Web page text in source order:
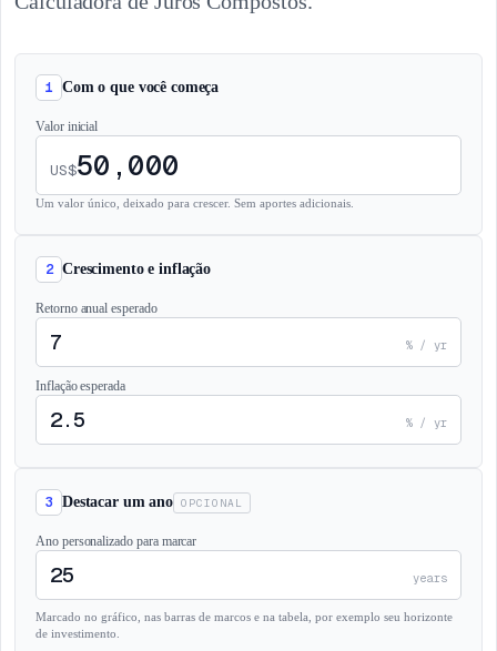
1 Com o que você começa
Valor inicial
US$
Um valor único, deixado para crescer. Sem aportes adicionais.
2 Crescimento e inflação
Retorno anual esperado
% / yr
Inflação esperada
% / yr
3 Destacar um ano OPCIONAL
Ano personalizado para marcar
years
Marcado no gráfico, nas barras de marcos e na tabela, por exemplo seu horizonte
de investimento.